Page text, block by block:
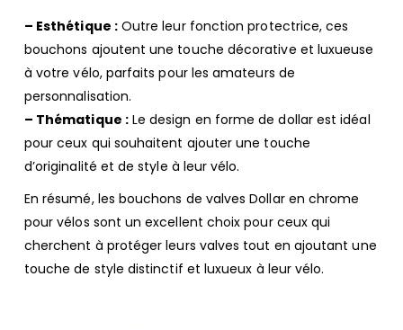
– Esthétique :Outre leur fonction protectrice, ces
bouchons ajoutent une touche décorative et luxueuse
à votre vélo, parfaits pour les amateurs de
personnalisation.
– Thématique :Le design en forme de dollar est idéal
pour ceux qui souhaitent ajouter une touche
d’originalité et de style à leur vélo.
En résumé, les bouchons de valves Dollar en chrome
pour vélos sont un excellent choix pour ceux qui
cherchent à protéger leurs valves tout en ajoutant une
touche de style distinctif et luxueux à leur vélo.